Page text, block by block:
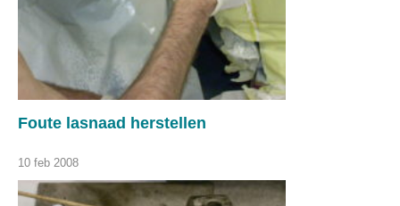
Foute lasnaad herstellen
10 feb 2008